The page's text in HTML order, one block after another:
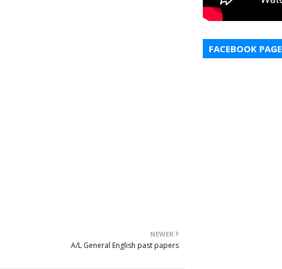
NEWER
A/L General English past papers
FACEBOOK PAGE